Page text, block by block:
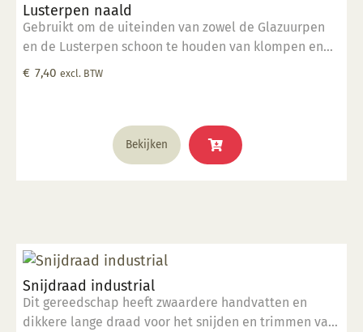
Lusterpen naald
Gebruikt om de uiteinden van zowel de Glazuurpen
en de Lusterpen schoon te houden van klompen en
deeltjes.
€ 7,40 excl. BTW
Bekijken
Snijdraad industrial
Dit gereedschap heeft zwaardere handvatten en
dikkere lange draad voor het snijden en trimmen van